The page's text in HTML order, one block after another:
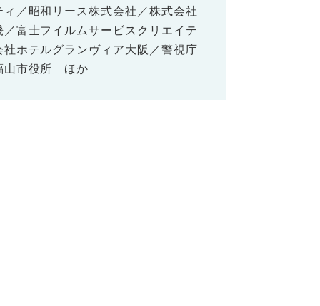
／昭和リース株式会社／株式会社
富士フイルムサービスクリエイテ
ホテルグランヴィア大阪／警視庁
山市役所 ほか